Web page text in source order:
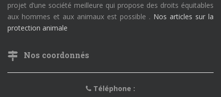
projet d’une société meilleure qui propose des droits équitables
aux hommes et aux animaux est possible . Nos articles sur la
protection animale
Nos coordonnés
Téléphone :